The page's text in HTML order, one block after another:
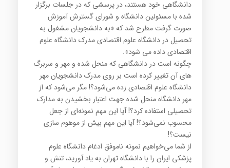
دانشگاهی خود هستند، در پرسشی که در جلسات برگزار
شده با مسئولین دانشگاه و شورای گسترش آموزش
صورت گرفت مطرح شد که «به دانشجویان مشغول به
تحصیل در دانشگاه علوم اقتصادی مدرک دانشگاه علوم
اقتصادی داده می شود».
چگونه است در دانشگاهی که منحل شده و مهر و سربرگ
های آن تغییر کرده است بر روی مدرک دانشجویان مهر
دانشگاه علوم اقتصادی زده می‌شود؟! مگر می‌شود که از
مهر دانشگاه منحل شده جهت اعتبار بخشیدن به مدارک
تحصیلی استفاده کرد؟! آیا این مهم نمونه‌ای از جعل
محسوب نمی‌شود؟! آیا این مهم بیش از موهوم سازی
نیست؟!
از شما می‌خواهیم نمونه ناموفق ادغام دانشگاه علوم
پزشکی ایران را با دانشگاه تهران به یاد آورید، تنش و